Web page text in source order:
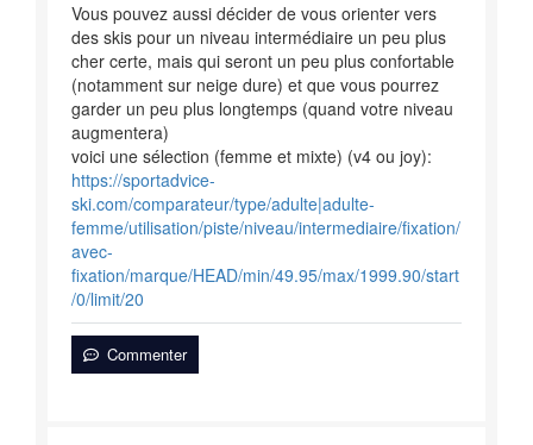
Vous pouvez aussi décider de vous orienter vers
des skis pour un niveau intermédiaire un peu plus
cher certe, mais qui seront un peu plus confortable
(notamment sur neige dure) et que vous pourrez
garder un peu plus longtemps (quand votre niveau
augmentera)
voici une sélection (femme et mixte) (v4 ou joy):
https://sportadvice-
ski.com/comparateur/type/adulte|adulte-
femme/utilisation/piste/niveau/intermediaire/fixation/
avec-
fixation/marque/HEAD/min/49.95/max/1999.90/start
/0/limit/20
Commenter